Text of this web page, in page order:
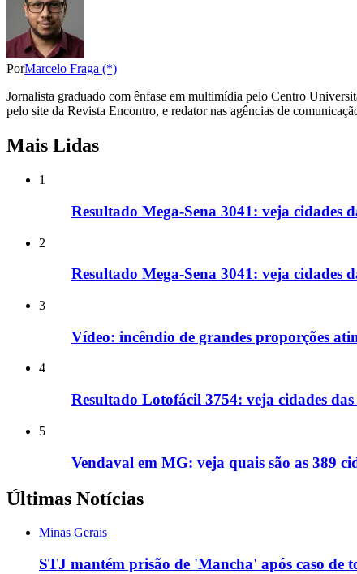
PorMarcelo Fraga (*)
Jornalista graduado com ênfase em multimídia pelo Centro
pelo site da Revista Encontro, e redator nas agências de
Mais Lidas
1
Resultado Mega-Sena 3041: veja cidades
2
Resultado Mega-Sena 3041: veja cidades
3
Vídeo: incêndio de grandes proporções
4
Resultado Lotofácil 3754: veja cidades
5
Vendaval em MG: veja quais são as 389
Últimas Notícias
Minas Gerais
STJ mantém prisão de 'Mancha' após caso de